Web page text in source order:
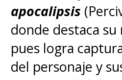
apocalipsis
donde destaca su
pues logra
del personaje y